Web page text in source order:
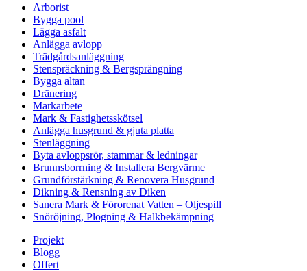
Arborist
Bygga pool
Lägga asfalt
Anlägga avlopp
Trädgårdsanläggning
Stenspräckning & Bergsprängning
Bygga altan
Dränering
Markarbete
Mark & Fastighetsskötsel
Anlägga husgrund & gjuta platta
Stenläggning
Byta avloppsrör, stammar & ledningar
Brunnsborrning & Installera Bergvärme
Grundförstärkning & Renovera Husgrund
Dikning & Rensning av Diken
Sanera Mark & Förorenat Vatten – Oljespill
Snöröjning, Plogning & Halkbekämpning
Projekt
Blogg
Offert